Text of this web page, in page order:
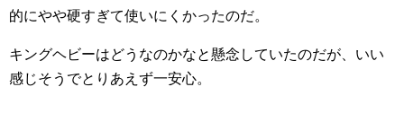
的にやや硬すぎて使いにくかったのだ。
キングヘビーはどうなのかなと懸念していたのだが、いい
感じそうでとりあえず一安心。